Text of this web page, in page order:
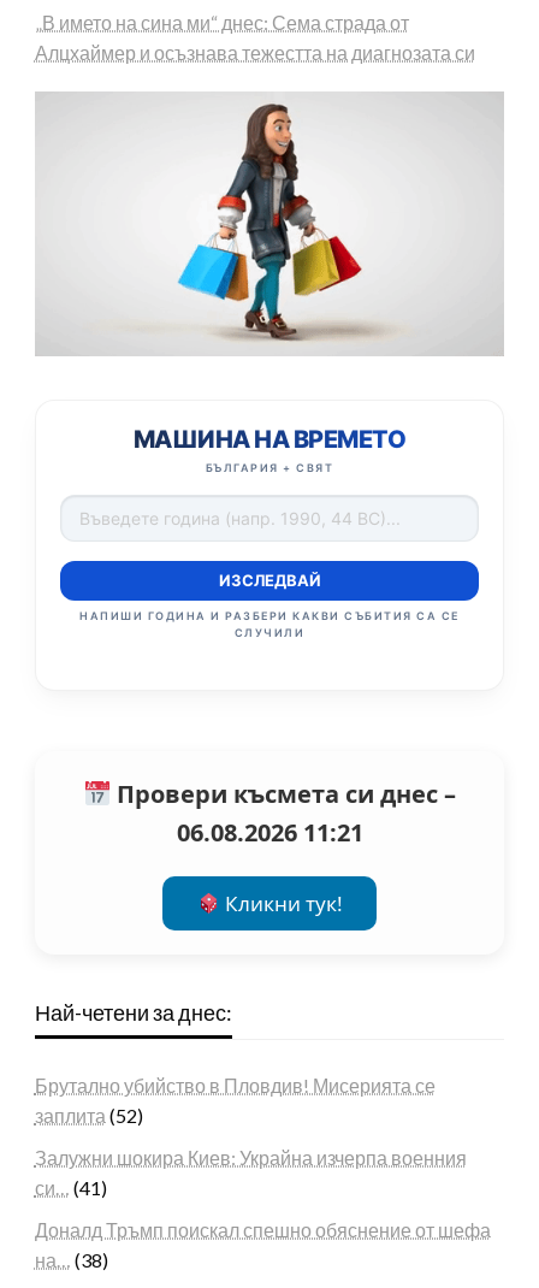
„В името на сина ми“ днес: Сема страда от
Алцхаймер и осъзнава тежестта на диагнозата си
МАШИНА НА ВРЕМЕТО
БЪЛГАРИЯ + СВЯТ
ИЗСЛЕДВАЙ
НАПИШИ ГОДИНА И РАЗБЕРИ КАКВИ СЪБИТИЯ СА СЕ
СЛУЧИЛИ
Провери късмета си днес –
06.08.2026 11:21
Кликни тук!
Най-четени за днес:
Брутално убийство в Пловдив! Мисерията се
заплита (52)
Залужни шокира Киев: Украйна изчерпа военния
си… (41)
Доналд Тръмп поискал спешно обяснение от шефа
на… (38)